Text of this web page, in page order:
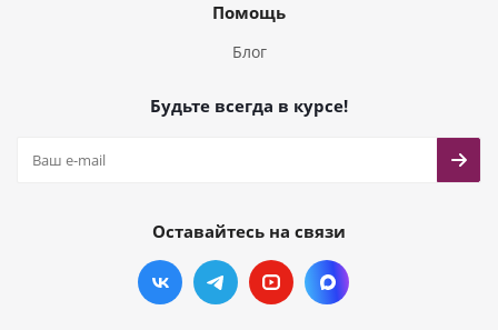
Помощь
Блог
Будьте всегда в курсе!
Оставайтесь на связи